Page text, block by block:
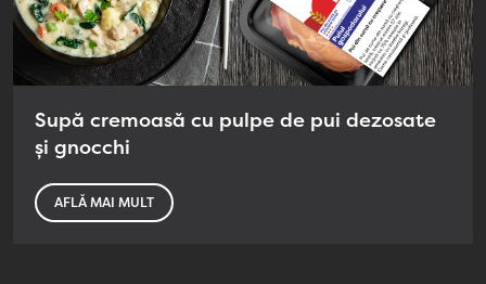
Supă cremoasă cu pulpe de pui dezosate
și gnocchi
AFLĂ MAI MULT